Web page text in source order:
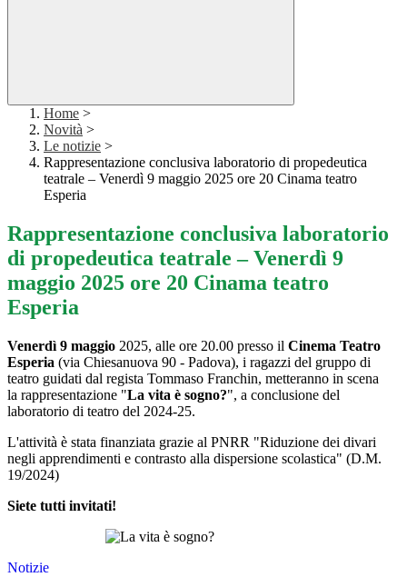
Home >
Novità >
Le notizie >
Rappresentazione conclusiva laboratorio di propedeutica
teatrale – Venerdì 9 maggio 2025 ore 20 Cinama teatro
Esperia
Rappresentazione conclusiva laboratorio
di propedeutica teatrale – Venerdì 9
maggio 2025 ore 20 Cinama teatro
Esperia
Venerdì 9 maggio 2025, alle ore 20.00 presso il Cinema Teatro
Esperia (via Chiesanuova 90 - Padova), i ragazzi del gruppo di
teatro guidati dal regista Tommaso Franchin, metteranno in scena
la rappresentazione "La vita è sogno?", a conclusione del
laboratorio di teatro del 2024-25.
L'attività è stata finanziata grazie al PNRR "Riduzione dei divari
negli apprendimenti e contrasto alla dispersione scolastica" (D.M.
19/2024)
Siete tutti invitati!
Notizie